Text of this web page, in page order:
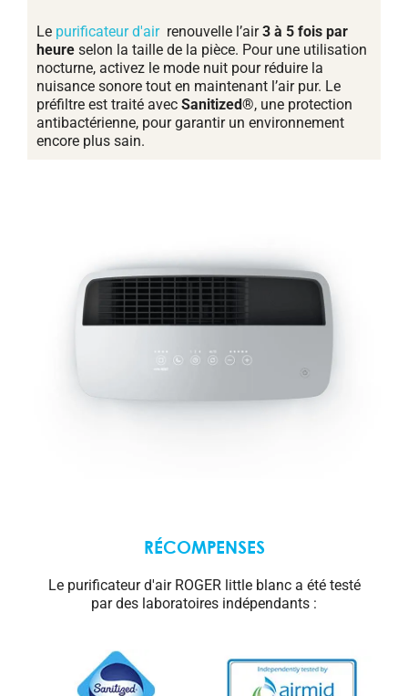
Le purificateur d'airrenouvelle l’air3 à 5 fois par
heure selon la taille de la pièce. Pour une utilisation
nocturne, activez le mode nuit pour réduire la
nuisance sonore tout en maintenant l’air pur. Le
préfiltre est traité avec Sanitized®, une protection
antibactérienne, pour garantir un environnement
encore plus sain.
RÉCOMPENSES
Le purificateur d'air ROGER little blanc a été testé
par des laboratoires indépendants :